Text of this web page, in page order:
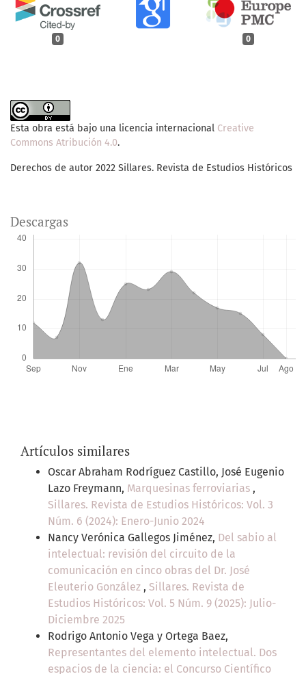
0 0
Esta obra está bajo una licencia internacional Creative
Commons Atribución 4.0.
Derechos de autor 2022 Sillares. Revista de Estudios Históricos
Descargas
Artículos similares
Oscar Abraham Rodríguez Castillo, José Eugenio
Lazo Freymann, Marquesinas ferroviarias ,
Sillares. Revista de Estudios Históricos: Vol. 3
Núm. 6 (2024): Enero-Junio 2024
Nancy Verónica Gallegos Jiménez, Del sabio al
intelectual: revisión del circuito de la
comunicación en cinco obras del Dr. José
Eleuterio González , Sillares. Revista de
Estudios Históricos: Vol. 5 Núm. 9 (2025): Julio-
Diciembre 2025
Rodrigo Antonio Vega y Ortega Baez,
Representantes del elemento intelectual. Dos
espacios de la ciencia: el Concurso Científico